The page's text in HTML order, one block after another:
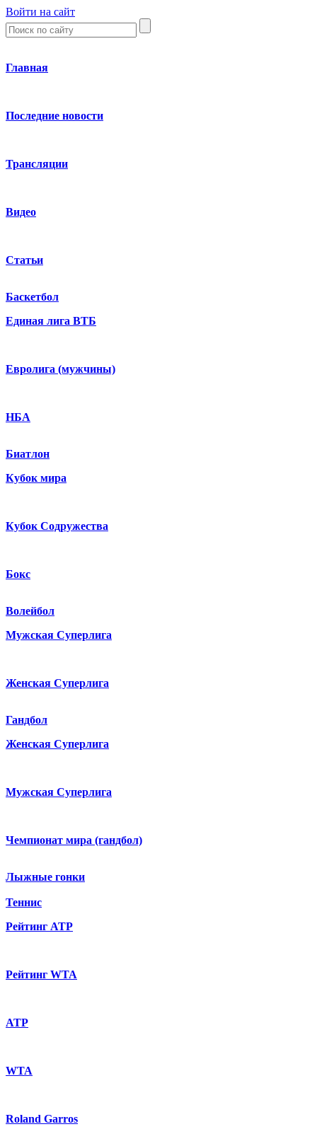
Войти на сайт
Главная
Последние новости
Трансляции
Видео
Статьи
Баскетбол
Единая лига ВТБ
Евролига (мужчины)
НБА
Биатлон
Кубок мира
Кубок Содружества
Бокс
Волейбол
Мужская Суперлига
Женская Суперлига
Гандбол
Женская Суперлига
Мужская Суперлига
Чемпионат мира (гандбол)
Лыжные гонки
Теннис
Рейтинг ATP
Рейтинг WTA
ATP
WTA
Roland Garros